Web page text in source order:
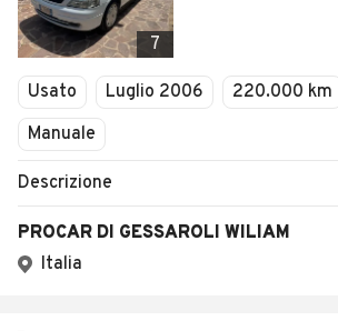
7
Usato Luglio 2006 220.000 km
Manuale
Descrizione
PROCAR DI GESSAROLI WILIAM
Italia